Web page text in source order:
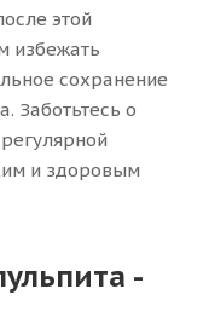
этой
избежать
сохранение
Заботьтесь о
и здоровым
-